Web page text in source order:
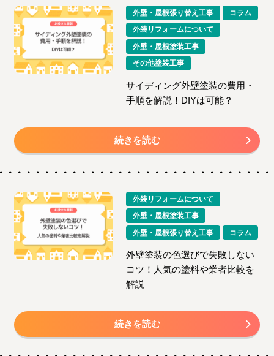
外壁・屋根張り替え工事
コラム
外装リフォームについて
外壁・屋根塗装工事
その他塗装工事
サイディング外壁塗装の費用・
手順を解説！DIYは可能？
続きを読む
外装リフォームについて
外壁・屋根塗装工事
外壁・屋根張り替え工事
コラム
外壁塗装の色選びで失敗しない
コツ！人気の塗料や業者比較を
解説
続きを読む